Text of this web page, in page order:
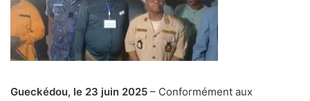
Gueckédou, le 23 juin 2025 – Conformément aux